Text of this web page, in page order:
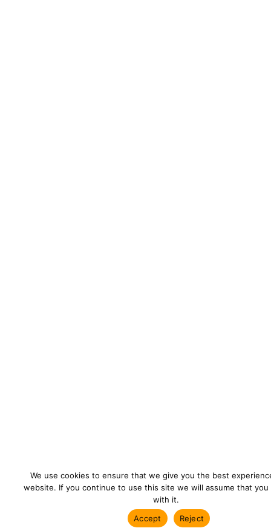
СВЯЗАТЬСЯ С НАМИ
We use cookies to ensure that we give you the best
website. If you continue to use this site we will assume that you
with it.
Accept
Reject